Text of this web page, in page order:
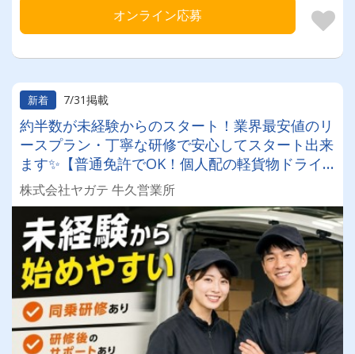
オンライン応募
新着 7/31掲載
約半数が未経験からのスタート！業界最安値のリ
ースプラン・丁寧な研修で安心してスタート出来
ます✨【普通免許でOK！個人配の軽貨物ドライ
バー！！】日払い・週払いOK♪しっかり稼いで生
活安定♪＼社員登用実績あり◎キャリアアップも
狙えます！／
株式会社ヤガテ 牛久営業所